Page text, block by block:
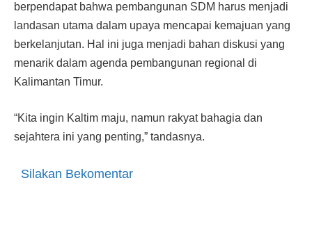
berpendapat bahwa pembangunan SDM harus menjadi
landasan utama dalam upaya mencapai kemajuan yang
berkelanjutan. Hal ini juga menjadi bahan diskusi yang
menarik dalam agenda pembangunan regional di
Kalimantan Timur.
“Kita ingin Kaltim maju, namun rakyat bahagia dan
sejahtera ini yang penting,” tandasnya.
Silakan Bekomentar